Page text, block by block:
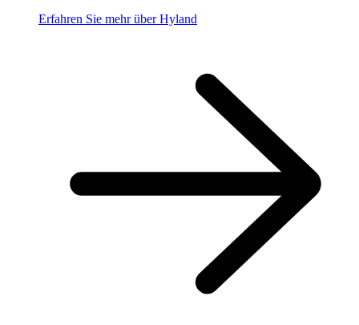
Erfahren Sie mehr über Hyland